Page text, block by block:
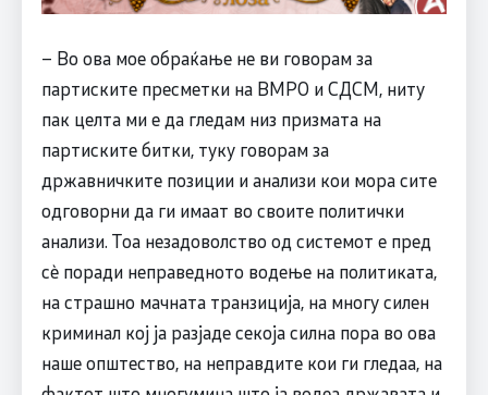
– Во ова мое обраќање не ви говорам за
партиските пресметки на ВМРО и СДСМ, ниту
пак целта ми е да гледам низ призмата на
партиските битки, туку говорам за
државничките позиции и анализи кои мора сите
одговорни да ги имаат во своите политички
анализи. Тоа незадоволство од системот е пред
сè поради неправедното водење на политиката,
на страшно мачната транзиција, на многу силен
криминал кој ја разјаде секоја силна пора во ова
наше општество, на неправдите кои ги гледаа, на